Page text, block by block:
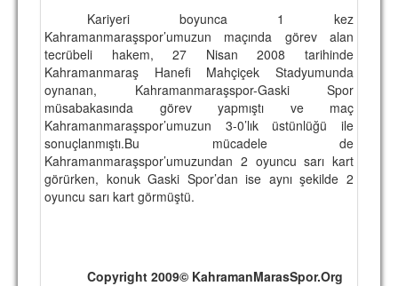
YÖNETİM KURULU
PERSONEL
SPONSORLAR
TARİHÇE
TARİHİ BAŞARILAR
BASINDAN
Kariyeri boyunca 1 kez
Kahramanmaraşspor’umuzun maçında görev alan
tecrübeli hakem, 27 Nisan 2008 tarihinde
Kahramanmaraş Hanefi Mahçiçek Stadyumunda
oynanan, Kahramanmaraşspor-Gaski Spor
müsabakasında görev yapmıştı ve maç
Kahramanmaraşspor’umuzun 3-0’lık üstünlüğü ile
sonuçlanmıştı.Bu mücadele de
Kahramanmaraşspor’umuzundan 2 oyuncu sarı kart
görürken, konuk Gaski Spor’dan ise aynı şekilde 2
oyuncu sarı kart görmüştü.
Copyright 2009© KahramanMarasSpor.Org